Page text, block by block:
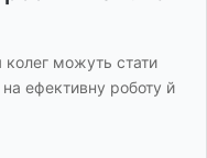
колег можуть стати
ефективну роботу й